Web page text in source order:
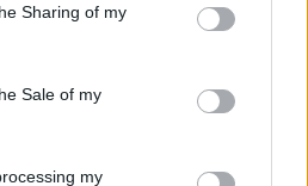
behaviour. You may click to
and its third-party tags to
purposes in below Google
Sharing of my
Sale of my
my